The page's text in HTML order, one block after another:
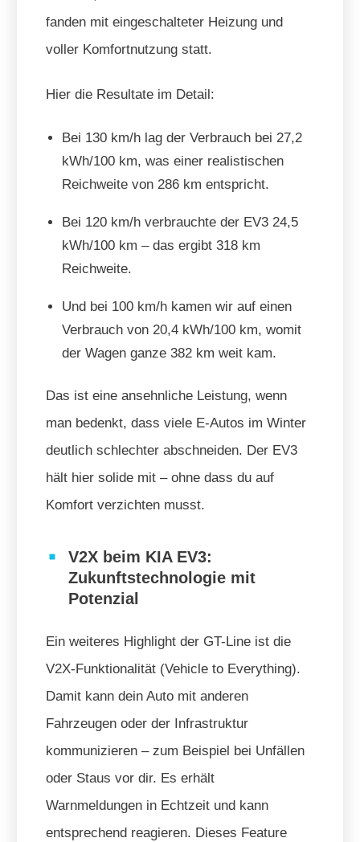
fanden mit eingeschalteter Heizung und
voller Komfortnutzung statt.
Hier die Resultate im Detail:
Bei 130 km/h lag der Verbrauch bei 27,2
kWh/100 km, was einer realistischen
Reichweite von 286 km entspricht.
Bei 120 km/h verbrauchte der EV3 24,5
kWh/100 km – das ergibt 318 km
Reichweite.
Und bei 100 km/h kamen wir auf einen
Verbrauch von 20,4 kWh/100 km, womit
der Wagen ganze 382 km weit kam.
Das ist eine ansehnliche Leistung, wenn
man bedenkt, dass viele E-Autos im Winter
deutlich schlechter abschneiden. Der EV3
hält hier solide mit – ohne dass du auf
Komfort verzichten musst.
V2X beim KIA EV3:
Zukunftstechnologie mit
Potenzial
Ein weiteres Highlight der GT-Line ist die
V2X-Funktionalität (Vehicle to Everything).
Damit kann dein Auto mit anderen
Fahrzeugen oder der Infrastruktur
kommunizieren – zum Beispiel bei Unfällen
oder Staus vor dir. Es erhält
Warnmeldungen in Echtzeit und kann
entsprechend reagieren. Dieses Feature